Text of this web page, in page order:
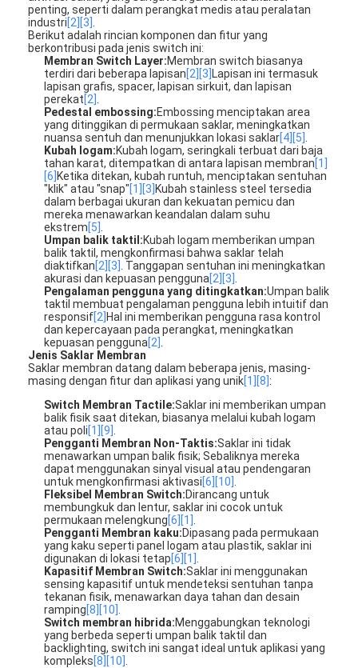
Rumah
penting, seperti dalam perangkat medis atau peralatan
industri[2] [3]
Berikut adalah rincian komponen dan fitur yang
berkontribusi pada jenis switch ini:
Membran Switch Layer:Membran switch biasanya
terdiri dari beberapa lapisan[2] [3] Lapisan ini termasuk
lapisan grafis, spacer, lapisan sirkuit, dan lapisan
perekat[2]
Pedestal embossing:Embossing menciptakan area
yang ditinggikan di permukaan saklar, meningkatkan
nuansa sentuh dan menunjukkan lokasi saklar[4] [5]
Kubah logam:Kubah logam, seringkali terbuat dari baja
tahan karat, ditempatkan di antara lapisan membran[1]
[6] Ketika ditekan, kubah runtuh, menciptakan sentuhan
"klik" atau "snap"[1] [3] Kubah stainless steel tersedia
dalam berbagai ukuran dan kekuatan pemicu dan
mereka menawarkan keandalan dalam suhu
ekstrem[5]
Umpan balik taktil:Kubah logam memberikan umpan
balik taktil, mengkonfirmasi bahwa saklar telah
diaktifkan[2] [3]
. Tanggapan sentuhan ini meningkatkan
akurasi dan kepuasan pengguna[2] [3]
Pengalaman pengguna yang ditingkatkan:Umpan balik
taktil membuat pengalaman pengguna lebih intuitif dan
responsif[2] Hal ini memberikan pengguna rasa kontrol
dan kepercayaan pada perangkat, meningkatkan
kepuasan pengguna[2]
Jenis Saklar Membran
Saklar membran datang dalam beberapa jenis, masing-
masing dengan fitur dan aplikasi yang unik[1] [8] :
Switch Membran Tactile:Saklar ini memberikan umpan
balik fisik saat ditekan, biasanya melalui kubah logam
atau poli[1] [9]
Pengganti Membran Non-Taktis:Saklar ini tidak
menawarkan umpan balik fisik; Sebaliknya mereka
dapat menggunakan sinyal visual atau pendengaran
untuk mengkonfirmasi aktivasi[6] [10]
Fleksibel Membran Switch:Dirancang untuk
membungkuk dan lentur, saklar ini cocok untuk
permukaan melengkung[6] [1]
Pengganti Membran kaku:Dipasang pada permukaan
yang kaku seperti panel logam atau plastik, saklar ini
digunakan di lokasi tetap[6] [1]
Kapasitif Membran Switch:Saklar ini menggunakan
sensing kapasitif untuk mendeteksi sentuhan tanpa
tekanan fisik, menawarkan daya tahan dan desain
ramping[8] [10]
Switch membran hibrida:Menggabungkan teknologi
yang berbeda seperti umpan balik taktil dan
backlighting, switch ini sangat ideal untuk aplikasi yang
kompleks[8] [10]